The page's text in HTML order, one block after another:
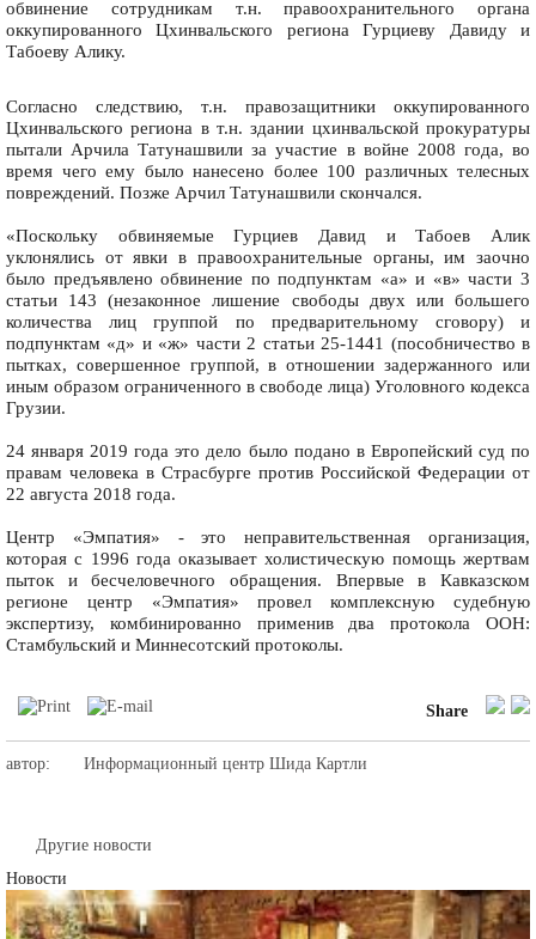
обвинение сотрудникам т.н. правоохранительного органа
оккупированного Цхинвальского региона Гурциеву Давиду и
Табоеву Алику.
Согласно следствию, т.н. правозащитники оккупированного
Цхинвальского региона в т.н. здании цхинвальской прокуратуры
пытали Арчила Татунашвили за участие в войне 2008 года, во
время чего ему было нанесено более 100 различных телесных
повреждений. Позже Арчил Татунашвили скончался.
«Поскольку обвиняемые Гурциев Давид и Табоев Алик
уклонялись от явки в правоохранительные органы, им заочно
было предъявлено обвинение по подпунктам «а» и «в» части 3
статьи 143 (незаконное лишение свободы двух или большего
количества лиц группой по предварительному сговору) и
подпунктам «д» и «ж» части 2 статьи 25-1441 (пособничество в
пытках, совершенное группой, в отношении задержанного или
иным образом ограниченного в свободе лица) Уголовного кодекса
Грузии.
24 января 2019 года это дело было подано в Европейский суд по
правам человека в Страсбурге против Российской Федерации от
22 августа 2018 года.
Центр «Эмпатия» - это неправительственная организация,
которая с 1996 года оказывает холистическую помощь жертвам
пыток и бесчеловечного обращения. Впервые в Кавказском
регионе центр «Эмпатия» провел комплексную судебную
экспертизу, комбинированно применив два протокола ООН:
Стамбульский и Миннесотский протоколы.
Share
автор: Информационный центр Шида Картли
Другие новости
Новости